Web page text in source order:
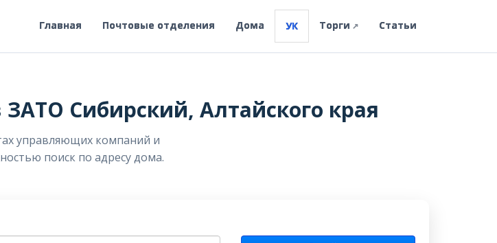
Главная Почтовые отделения Дома УК Торги ↗ Статьи
Сибирский, Алтайского края
управляющих компаний и
поиск по адресу дома.